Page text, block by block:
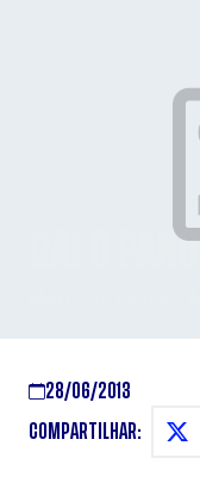
CAI O PANO
28/06/2013
COMPARTILHAR: